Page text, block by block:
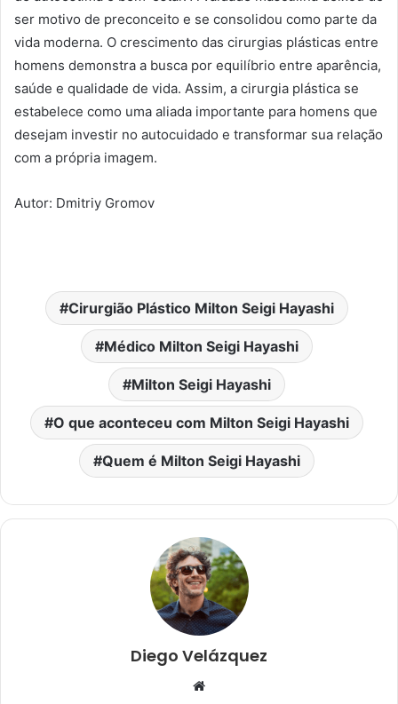
ser motivo de preconceito e se consolidou como parte da
vida moderna. O crescimento das cirurgias plásticas entre
homens demonstra a busca por equilíbrio entre aparência,
saúde e qualidade de vida. Assim, a cirurgia plástica se
estabelece como uma aliada importante para homens que
desejam investir no autocuidado e transformar sua relação
com a própria imagem.
Autor: Dmitriy Gromov
Cirurgião Plástico Milton Seigi Hayashi
Médico Milton Seigi Hayashi
Milton Seigi Hayashi
O que aconteceu com Milton Seigi Hayashi
Quem é Milton Seigi Hayashi
Diego Velázquez
Website